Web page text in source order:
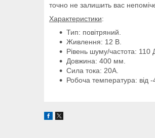
точно не залишить вас
Характеристики:
Тип: повітряний.
Живлення: 12 В.
Рівень шуму/частота: 110
Довжина: 400 мм.
Сила тока: 20А.
Робоча температура: від -